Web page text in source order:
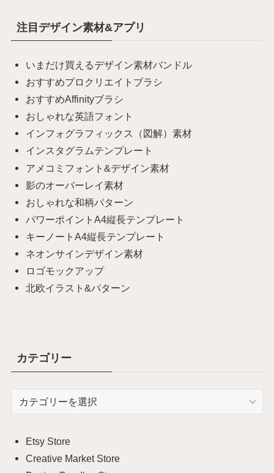
注目デザイン素材&アプリ
いまだけ買えるデザイン素材バンドル
おすすめプロクリエイトブラシ
おすすめAffinityブラシ
おしゃれな英語フォント
インフォグラフィックス（図解）素材
インスタグラムテンプレート
アメコミフォント&デザイン素材
影のオーバーレイ素材
おしゃれな和柄パターン
パワーポイントA4縦長テンプレート
キーノートA4縦長テンプレート
ネオンサインデザイン素材
ロゴモックアップ
北欧イラスト&パターン
カテゴリー
リ
ー
Etsy Store
Creative Market Store